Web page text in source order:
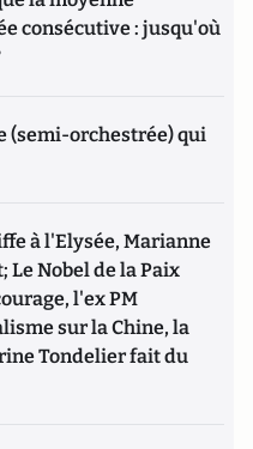
consécutive : jusqu'où
(semi-orchestrée) qui
à l'Elysée, Marianne
Le Nobel de la Paix
l'ex PM
sur la Chine, la
Tondelier fait du